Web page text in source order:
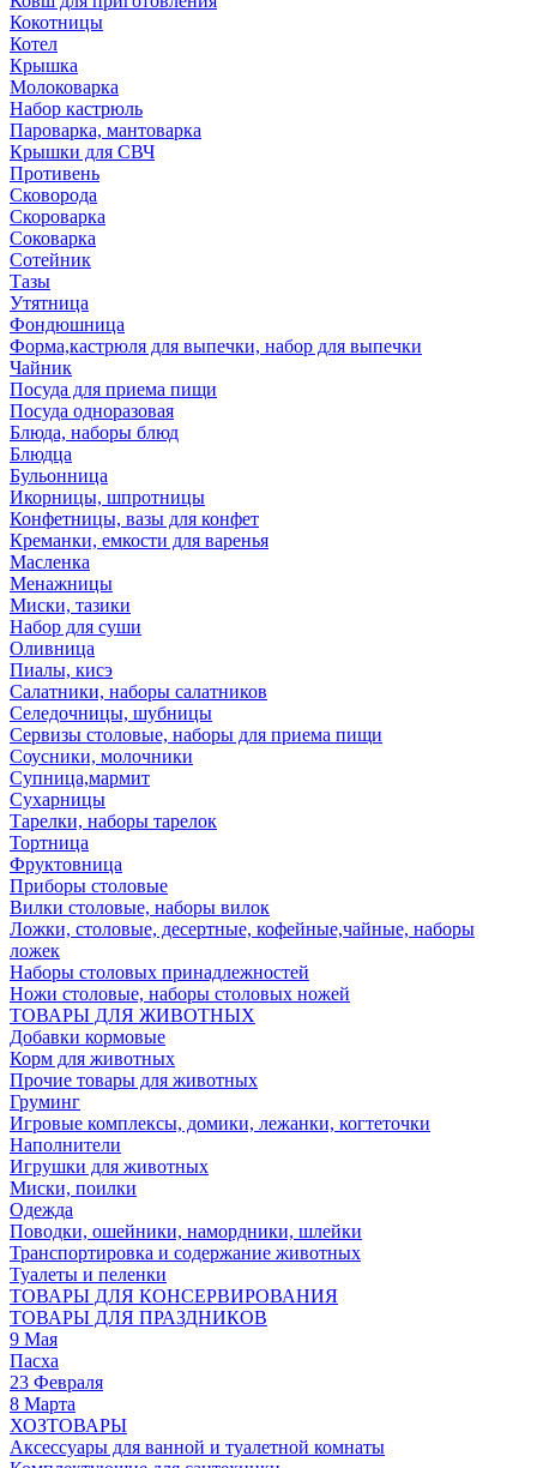
Кокотницы
Котел
Крышка
Молоковарка
Набор кастрюль
Пароварка, мантоварка
Крышки для СВЧ
Противень
Сковорода
Скороварка
Соковарка
Сотейник
Тазы
Утятница
Фондюшница
Форма,кастрюля для выпечки, набор для выпечки
Чайник
Посуда для приема пищи
Посуда одноразовая
Блюда, наборы блюд
Блюдца
Бульонница
Икорницы, шпротницы
Конфетницы, вазы для конфет
Креманки, емкости для варенья
Масленка
Менажницы
Миски, тазики
Набор для суши
Оливница
Пиалы, кисэ
Салатники, наборы салатников
Селедочницы, шубницы
Сервизы столовые, наборы для приема пищи
Соусники, молочники
Супница,мармит
Сухарницы
Тарелки, наборы тарелок
Тортница
Фруктовница
Приборы столовые
Вилки столовые, наборы вилок
Ложки, столовые, десертные, кофейные,чайные, наборы
ложек
Наборы столовых принадлежностей
Ножи столовые, наборы столовых ножей
ТОВАРЫ ДЛЯ ЖИВОТНЫХ
Добавки кормовые
Корм для животных
Прочие товары для животных
Груминг
Игровые комплексы, домики, лежанки, когтеточки
Наполнители
Игрушки для животных
Миски, поилки
Одежда
Поводки, ошейники, намордники, шлейки
Транспортировка и содержание животных
Туалеты и пеленки
ТОВАРЫ ДЛЯ КОНСЕРВИРОВАНИЯ
ТОВАРЫ ДЛЯ ПРАЗДНИКОВ
9 Мая
Пасха
23 Февраля
8 Марта
ХОЗТОВАРЫ
Аксессуары для ванной и туалетной комнаты